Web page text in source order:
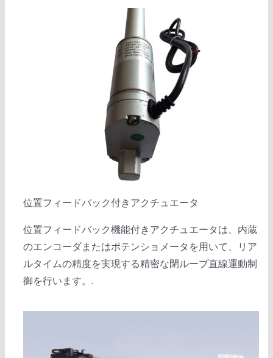
位置フィードバック付きアクチュエータ
位置フィードバック機能付きアクチュエータは、内蔵
のエンコーダまたはポテンショメータを用いて、リア
ルタイムの精度を実現する精密な閉ループ直線運動制
御を行います。.